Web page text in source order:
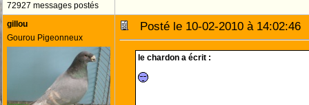
72927 messages postés
gillou
Gourou Pigeonneux
Posté le 10-02-2010 à
le chardon a écrit :